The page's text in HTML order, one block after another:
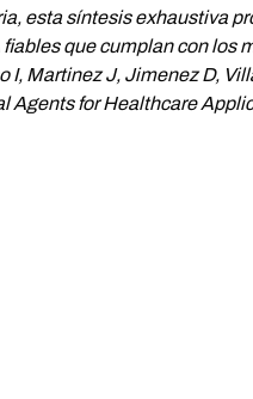
esta síntesis exhaustiva
que cumplan con los
I, Martinez J, Jimenez D,
Agents for Healthcare